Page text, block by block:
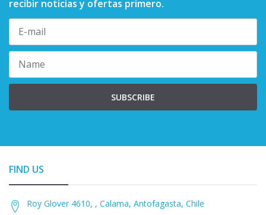
recibir noticias y ofertas primero.
SUBSCRIBE
FIND US
Roy Glover 4610, , Calama, Antofagasta, Chile